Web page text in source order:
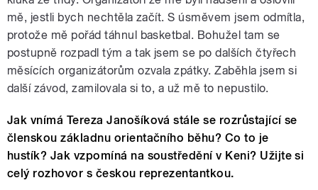
mě, jestli bych nechtěla začít. S úsměvem jsem odmítla,
protože mě pořád táhnul basketbal. Bohužel tam se
postupně rozpadl tým a tak jsem se po dalších čtyřech
měsících organizátorům ozvala zpátky. Zaběhla jsem si
další závod, zamilovala si to, a už mě to nepustilo.
Jak vnímá Tereza Janošíková stále se rozrůstající se
členskou základnu orientačního běhu? Co to je
hustík? Jak vzpomíná na soustředění v Keni? Užijte si
celý rozhovor s českou reprezentantkou.